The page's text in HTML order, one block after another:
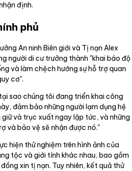
định.
phủ
An ninh Biên giới và Tị nạn Alex
người di cư trưởng thành "khai báo độ
và làm chệch hướng sự hỗ trợ quan
cơ".
sao chúng tôi đang triển khai công
đảm bảo những người lạm dụng hệ
và trục xuất ngay lập tức, và những
và bảo vệ sẽ nhận được nó."
hiện thử nghiệm trên hình ảnh của
tộc và giới tính khác nhau, bao gồm
xin tị nạn. Tuy nhiên, kết quả thử